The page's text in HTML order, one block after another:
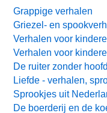
Grappige verhalen
Griezel- en
Verhalen voor
Verhalen voor
De ruiter zonder hoofd
Liefde - verhalen,
Sprookjes uit
De boerderij en de